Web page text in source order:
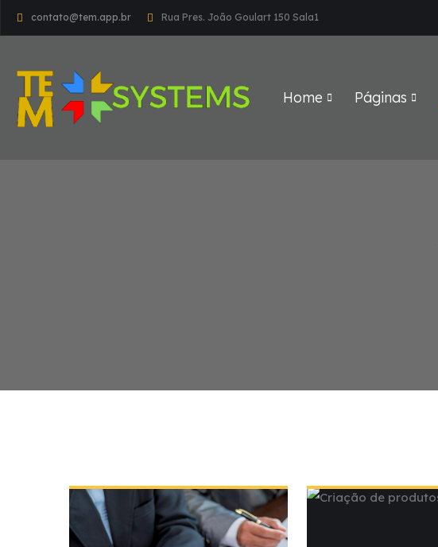
contato@tem.app.br Rua Pres. João Goulart 150 Sala1
Home Páginas